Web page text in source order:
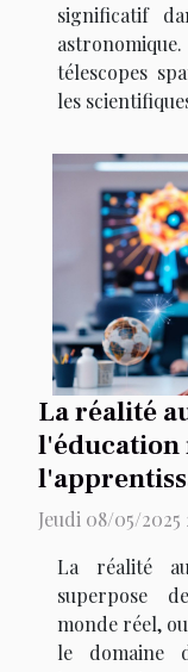
significatif
télescopes
les
La réalité
l'éducation
Jeudi 08/05/2025
La réalité
superpose
monde réel,
le domaine